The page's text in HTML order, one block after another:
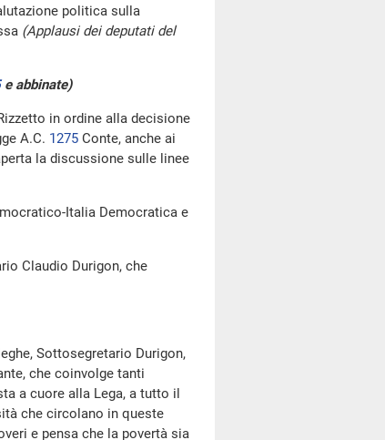
politica sulla
(Applausi dei deputati del
​ e abbinate)
in ordine alla decisione
A.C. 1275 ​ Conte, anche ai
la discussione sulle linee
Italia Democratica e
Claudio Durigon, che
Sottosegretario Durigon,
che coinvolge tanti
a cuore alla Lega, a tutto il
che circolano in queste
e pensa che la povertà sia